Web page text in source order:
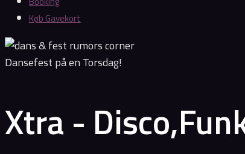
Køb Gavekort
Dansefest på en Torsdag!
Xtra -